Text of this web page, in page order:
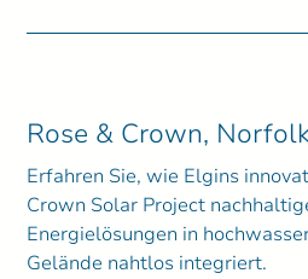
Rose & Crown,
Erfahren Sie, wie Elgins
Crown Solar Project
Energielösungen in
Gelände nahtlos integriert.